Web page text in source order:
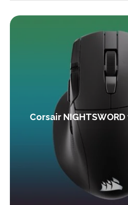
Corsair